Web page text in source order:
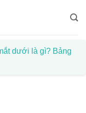
dưới là gì? Bảng